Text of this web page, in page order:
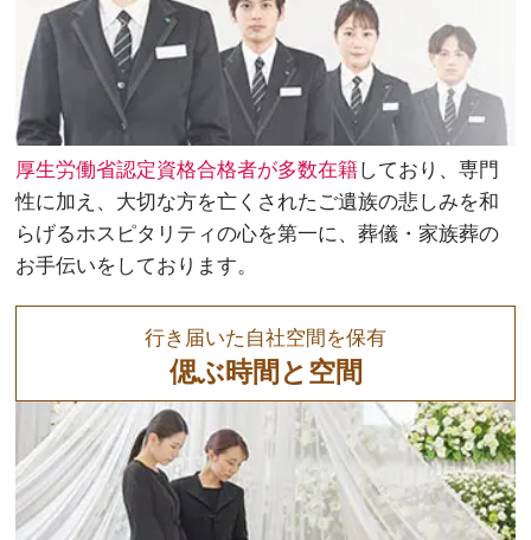
厚生労働省認定資格合格者が多数在籍しており、専門
性に加え、大切な方を亡くされたご遺族の悲しみを和
らげるホスピタリティの心を第一に、葬儀・家族葬の
お手伝いをしております。
行き届いた自社空間を保有
偲ぶ時間と空間